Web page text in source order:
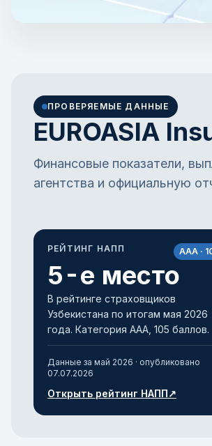
ПРОВЕРЯЕМЫЕ ДАННЫЕ
EUROASIA
Финансовые показатели,
агентства и официальную
РЕЙТИНГ НАПП AAA ·
5-е место
В рейтинге страховщиков
Узбекистана по итогам мая 2026
года. Категория AAA, 105 баллов.
Данные за май 2026 · опубликовано
07.07.2026
Открыть рейтинг НАПП↗